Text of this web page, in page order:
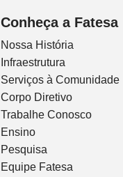
Conheça a Fatesa
Nossa História
Infraestrutura
Serviços à Comunidade
Corpo Diretivo
Trabalhe Conosco
Ensino
Pesquisa
Equipe Fatesa